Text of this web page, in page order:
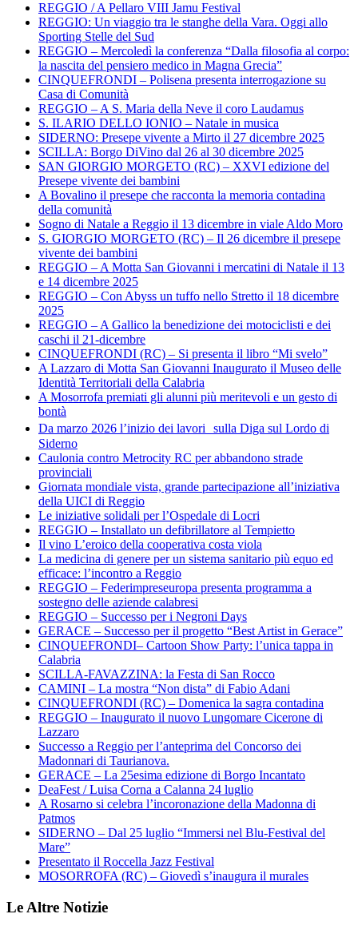
REGGIO / A Pellaro VIII Jamu Festival
REGGIO: Un viaggio tra le stanghe della Vara. Oggi allo
Sporting Stelle del Sud
REGGIO – Mercoledì la conferenza “Dalla filosofia al corpo:
la nascita del pensiero medico in Magna Grecia”
CINQUEFRONDI – Polisena presenta interrogazione su
Casa di Comunità
REGGIO – A S. Maria della Neve il coro Laudamus
S. ILARIO DELLO IONIO – Natale in musica
SIDERNO: Presepe vivente a Mirto il 27 dicembre 2025
SCILLA: Borgo DiVino dal 26 al 30 dicembre 2025
SAN GIORGIO MORGETO (RC) – XXVI edizione del
Presepe vivente dei bambini
A Bovalino il presepe che racconta la memoria contadina
della comunità
Sogno di Natale a Reggio il 13 dicembre in viale Aldo Moro
S. GIORGIO MORGETO (RC) – Il 26 dicembre il presepe
vivente dei bambini
REGGIO – A Motta San Giovanni i mercatini di Natale il 13
e 14 dicembre 2025
REGGIO – Con Abyss un tuffo nello Stretto il 18 dicembre
2025
REGGIO – A Gallico la benedizione dei motociclisti e dei
caschi il 21-dicembre
CINQUEFRONDI (RC) – Si presenta il libro “Mi svelo”
A Lazzaro di Motta San Giovanni Inaugurato il Museo delle
Identità Territoriali della Calabria
A Mosorrofa premiati gli alunni più meritevoli e un gesto di
bontà
Da marzo 2026 l’inizio dei lavori sulla Diga sul Lordo di
Siderno
Caulonia contro Metrocity RC per abbandono strade
provinciali
Giornata mondiale vista, grande partecipazione all’iniziativa
della UICI di Reggio
Le iniziative solidali per l’Ospedale di Locri
REGGIO – Installato un defibrillatore al Tempietto
Il vino L’eroico della cooperativa costa viola
La medicina di genere per un sistema sanitario più equo ed
efficace: l’incontro a Reggio
REGGIO – Federimpreseuropa presenta programma a
sostegno delle aziende calabresi
REGGIO – Successo per i Negroni Days
GERACE – Successo per il progetto “Best Artist in Gerace”
CINQUEFRONDI– Cartoon Show Party: l’unica tappa in
Calabria
SCILLA-FAVAZZINA: la Festa di San Rocco
CAMINI – La mostra “Non dista” di Fabio Adani
CINQUEFRONDI (RC) – Domenica la sagra contadina
REGGIO – Inaugurato il nuovo Lungomare Cicerone di
Lazzaro
Successo a Reggio per l’anteprima del Concorso dei
Madonnari di Taurianova.
GERACE – La 25esima edizione di Borgo Incantato
DeaFest / Luisa Corna a Calanna 24 luglio
A Rosarno si celebra l’incoronazione della Madonna di
Patmos
SIDERNO – Dal 25 luglio “Immersi nel Blu-Festival del
Mare”
Presentato il Roccella Jazz Festival
MOSORROFA (RC) – Giovedì s’inaugura il murales
Le Altre Notizie